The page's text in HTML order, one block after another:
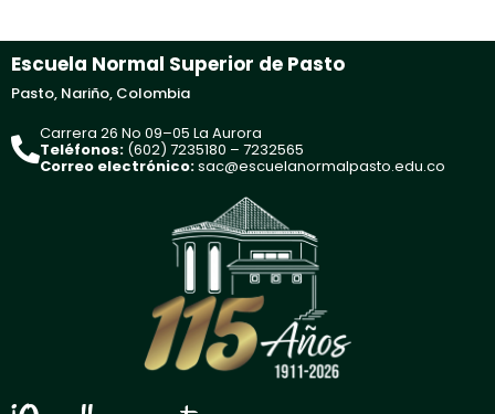
Escuela Normal Superior de Pasto
Pasto, Nariño, Colombia
Carrera 26 No 09–05 La Aurora
Teléfonos: (602) 7235180 – 7232565
Correo electrónico:sac@escuelanormalpasto.edu.co